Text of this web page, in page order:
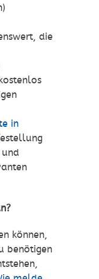
die
in
können,
benötigen